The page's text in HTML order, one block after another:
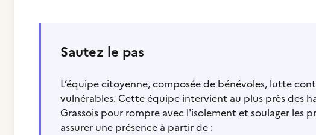
Sautez le pas
L’équipe citoyenne, composée de bénévoles, lutte
vulnérables. Cette équipe intervient au plus près des
Grassois pour rompre avec l'isolement et soulager les
assurer une présence à partir de :